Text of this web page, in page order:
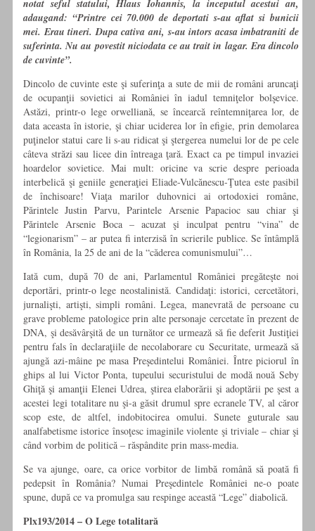
notat seful statului, Hlaus Iohannis, la inceputul acestui an,
adaugand: “Printre cei 70.000 de deportati s-au aflat si bunicii
mei. Erau tineri. Dupa cativa ani, s-au intors acasa imbatraniti de
suferinta. Nu au povestit niciodata ce au trait in lagar. Era dincolo
de cuvinte”.
Dincolo de cuvinte este şi suferinţa a sute de mii de români aruncaţi
de ocupanţii sovietici ai României în iadul temniţelor bolşevice.
Astăzi, printr-o lege orwelliană, se încearcă reîntemniţarea lor, de
data aceasta în istorie, şi chiar uciderea lor în efigie, prin demolarea
puţinelor statui care li s-au ridicat şi ştergerea numelui lor de pe cele
câteva străzi sau licee din întreaga ţară. Exact ca pe timpul invaziei
hoardelor sovietice. Mai mult: oricine va scrie despre perioada
interbelică şi geniile generaţiei Eliade-Vulcănescu-Ţutea este pasibil
de închisoare! Viaţa marilor duhovnici ai ortodoxiei române,
Părintele Justin Parvu, Parintele Arsenie Papacioc sau chiar şi
Părintele Arsenie Boca – acuzat şi inculpat pentru “vina” de
“legionarism” – ar putea fi interzisă în scrierile publice. Se întâmplă
în România, la 25 de ani de la “căderea comunismului”…
Iată cum, după 70 de ani, Parlamentul României pregăteşte noi
deportări, printr-o lege neostalinistă. Candidaţi: istorici, cercetători,
jurnalişti, artişti, simpli români. Legea, manevrată de persoane cu
grave probleme patologice prin alte personaje cercetate în prezent de
DNA, şi desăvârşită de un turnător ce urmează să fie deferit Justiţiei
pentru fals în declaraţiile de necolaborare cu Securitate, urmează să
ajungă azi-mâine pe masa Preşedintelui României. Între piciorul în
ghips al lui Victor Ponta, tupeului securistului de modă nouă Seby
Ghiţă şi amanţii Elenei Udrea, ştirea elaborării şi adoptării pe şest a
acestei legi totalitare nu şi-a găsit drumul spre ecranele TV, al căror
scop este, de altfel, indobitocirea omului. Sunete guturale sau
analfabetisme istorice însoţesc imaginile violente şi triviale – chiar şi
când vorbim de politică – răspândite prin mass-media.
Se va ajunge, oare, ca orice vorbitor de limbă română să poată fi
pedepsit în România? Numai Preşedintele României ne-o poate
spune, după ce va promulga sau respinge această “Lege” diabolică.
Plx193/2014 – O Lege totalitară